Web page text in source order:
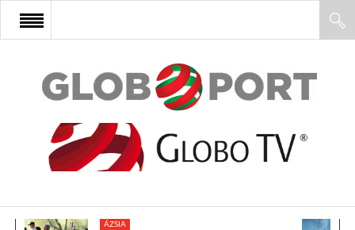
FŐOLDAL
AFRIKA
ÁZSIA